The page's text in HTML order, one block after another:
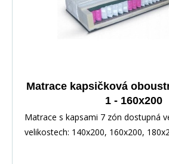
Matrace kapsičková
1 - 160x200
Matrace s kapsami 7 zón dostupná
velikostech: 140x200, 160x200,